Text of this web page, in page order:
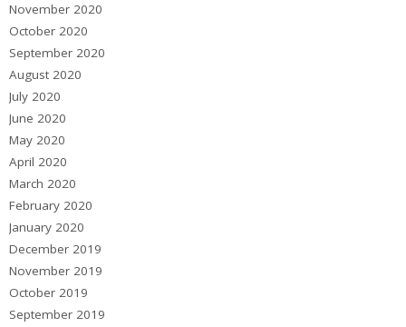
November 2020
October 2020
September 2020
August 2020
July 2020
June 2020
May 2020
April 2020
March 2020
February 2020
January 2020
December 2019
November 2019
October 2019
September 2019